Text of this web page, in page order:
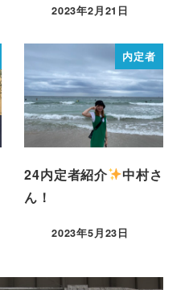
2023年2月21日
内定者
24内定者紹介
中村さ
ん！
2023年5月23日